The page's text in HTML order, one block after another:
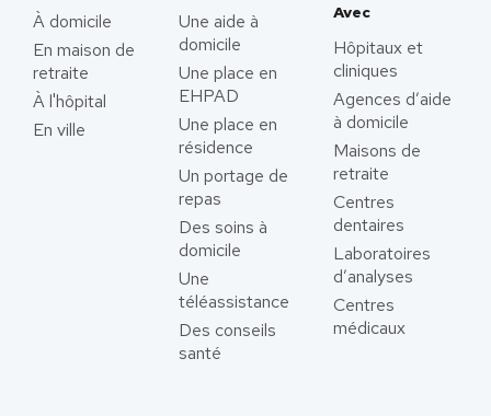
À domicile
En maison de
retraite
À l'hôpital
En ville
Une aide à
domicile
Une place en
EHPAD
Une place en
résidence
Un portage de
repas
Des soins à
domicile
Une
téléassistance
Des conseils
santé
Avec
Hôpitaux et
cliniques
Agences d’aide
à domicile
Maisons de
retraite
Centres
dentaires
Laboratoires
d’analyses
Centres
médicaux